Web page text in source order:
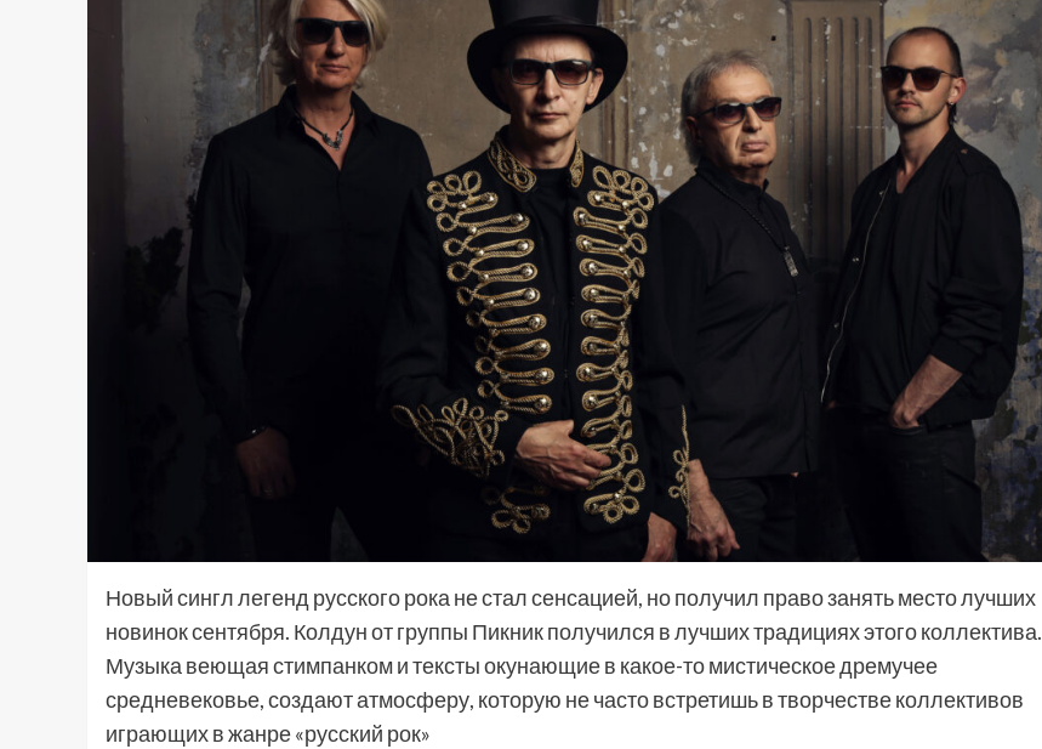
Новый сингл легенд русского рока не стал сенсацией, но получил право занять место лучших
новинок сентября. Колдун от группы Пикник получился в лучших традициях этого коллектива.
Музыка веющая стимпанком и тексты окунающие в какое-то мистическое дремучее
средневековье, создают атмосферу, которую не часто встретишь в творчестве коллективов
играющих в жанре «русский рок»